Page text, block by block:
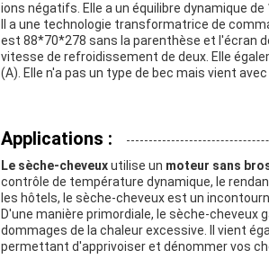
ions négatifs. Elle a un équilibre dynamique
Il a une technologie transformatrice de
est 88*70*278 sans la parenthèse et l'écran
vitesse de refroidissement de deux. Elle
(A). Elle n'a pas un type de bec mais vient
Applications :
Le sèche-cheveuxutilise un moteur sans
contrôle de température dynamique, le
les hôtels, le sèche-cheveux est un
D'une manière primordiale, le sèche-
dommages de la chaleur excessive. Il vient
permettant d'apprivoiser et dénommer vos